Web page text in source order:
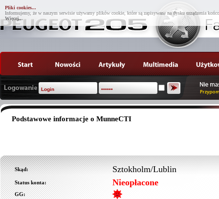
Pliki cookies...
Informujemy, że w naszym serwisie używamy plików cookie, które są zapisywane na dysku urządzenia
Więcej...
Podstawowe informacje o MunneCTI
Skąd: Sztokholm/Lublin
Status konta: Nieopłacone
GG: